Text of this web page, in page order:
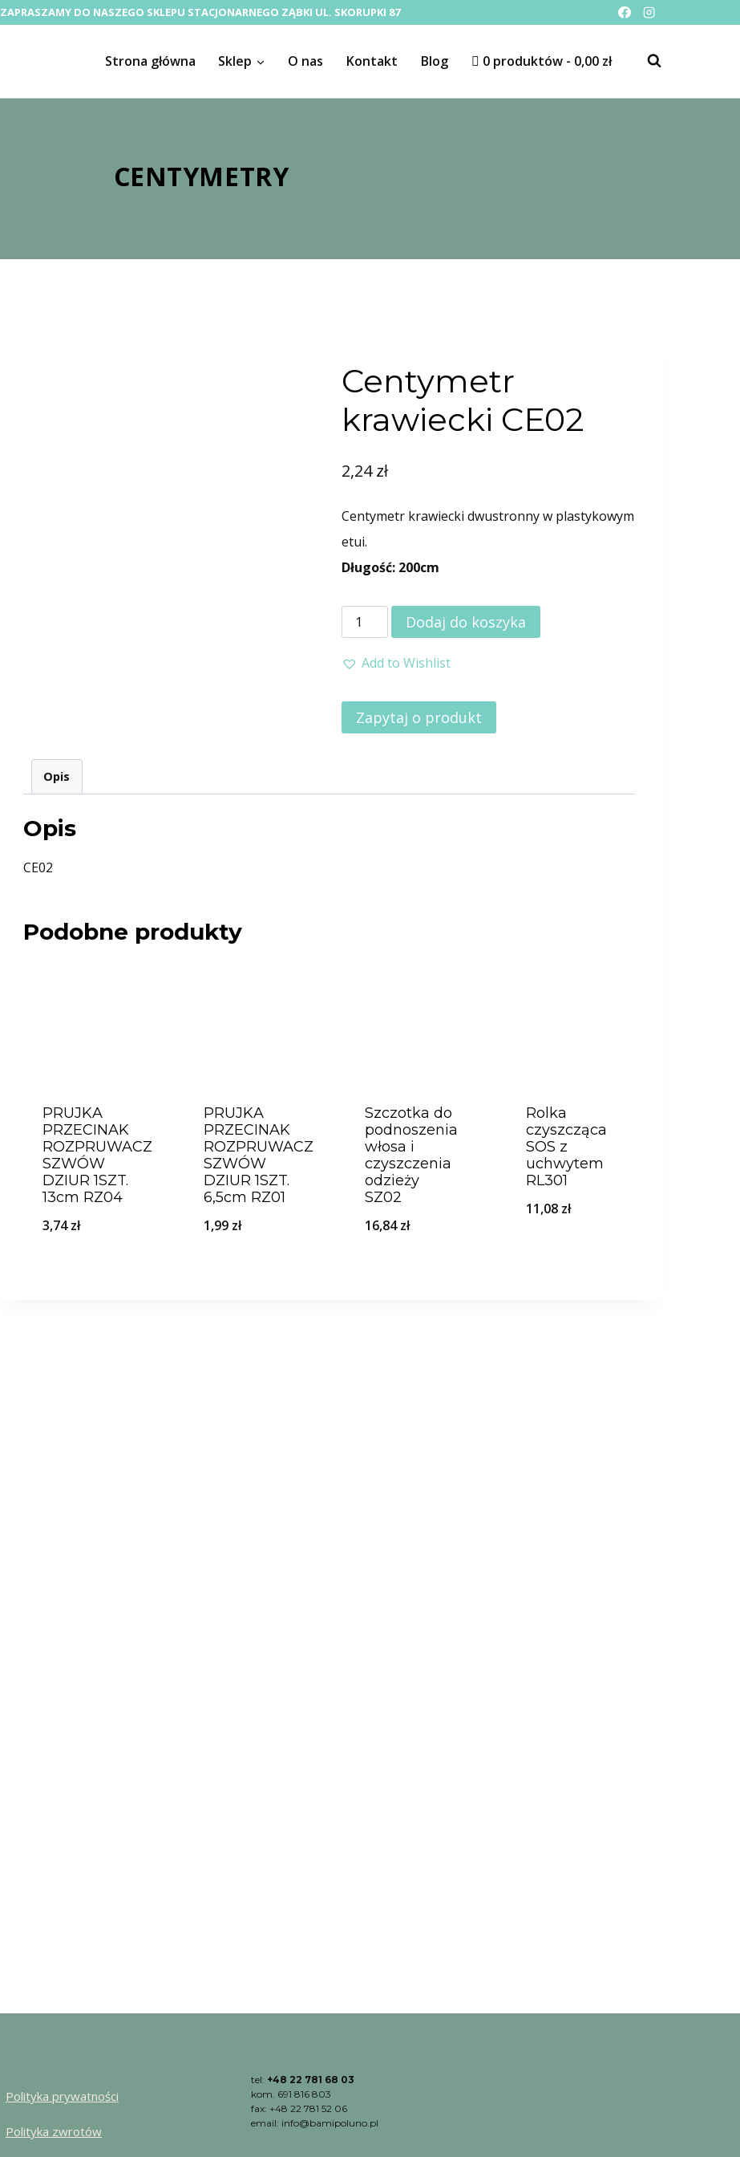
ZAPRASZAMY DO NASZEGO SKLEPU STACJONARNEGO ZĄBKI UL. SKORUPKI 87
Strona główna Sklep O nas Kontakt Blog 0 produktów 0,00 zł
CENTYMETRY
Centymetr
krawiecki CE02
2,24zł
Centymetr krawiecki dwustronny w plastykowym
etui.
Długość: 200cm
Dodaj do koszyka
Add to Wishlist
Opis
Opis
CE02
Podobne produkty
PRUJKA
PRZECINAK
ROZPRUWACZ
SZWÓW
DZIUR 1SZT.
13cm RZ04
3,74zł
PRUJKA
PRZECINAK
ROZPRUWACZ
SZWÓW
DZIUR 1SZT.
6,5cm RZ01
1,99 zł
Szczotka do
podnoszenia
włosa i
czyszczenia
odzieży
SZ02
16,84zł
Rolka
czyszcząca
SOS z
uchwytem
RL301
11,08 zł
Polityka prywatności
Polityka zwrotów
tel: +48 22 781 68 03
kom. 691 816 803
fax: +48 22 781 52 06
email: info@bamipoluno.pl